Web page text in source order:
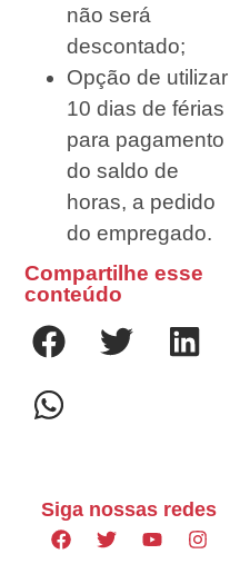
não será
descontado;
Opção de utilizar
10 dias de férias
para pagamento
do saldo de
horas, a pedido
do empregado.
Compartilhe esse
conteúdo
Siga nossas redes